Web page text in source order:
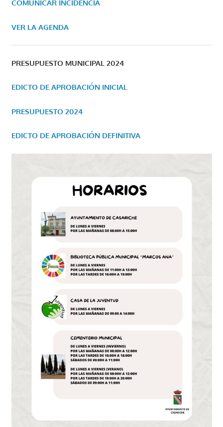
COMUNICAR INCIDENCIA
VER LA AGENDA
PRESUPUESTO MUNICIPAL 2024
EDICTO DE APROBACIÓN INICIAL
PRESUPUESTO 2024
EDICTO DE APROBACIÓN DEFINITIVA